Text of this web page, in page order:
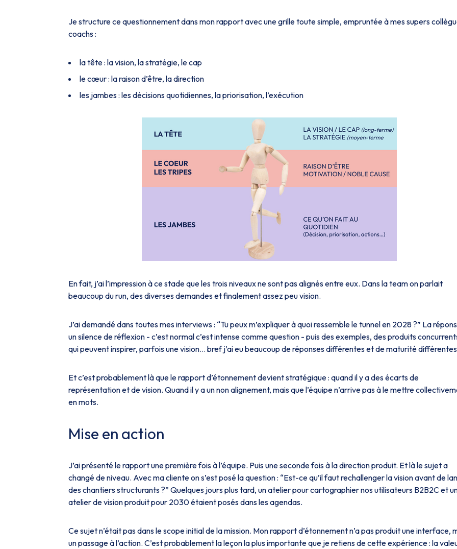
Je structure ce questionnement dans mon rapport avec une grille toute simple, empruntée à mes supers
coachs :
la tête : la vision, la stratégie, le cap
le cœur : la raison d’être, la direction
les jambes : les décisions quotidiennes, la priorisation, l’exécution
En fait, j’ai l’impression à ce stade que les trois niveaux ne sont pas alignés entre eux. Dans la team on parlait
beaucoup du run, des diverses demandes et finalement assez peu vision.
J’ai demandé dans toutes mes interviews : “Tu peux m’expliquer à quoi ressemble le tunnel en 2028 ?” La
un silence de réflexion - c’est normal c’est intense comme question - puis des exemples, des produits
qui peuvent inspirer, parfois une vision… bref j’ai eu beaucoup de réponses différentes et de maturité
Et c’est probablement là que le rapport d’étonnement devient stratégique : quand il y a des écarts de
représentation et de vision. Quand il y a un non alignement, mais que l’équipe n’arrive pas à le mettre
en mots.
Mise en action
J’ai présenté le rapport une première fois à l’équipe. Puis une seconde fois à la direction produit. Et là le sujet a
changé de niveau. Avec ma cliente on s’est posé la question : “Est-ce qu’il faut rechallenger la vision avant de
des chantiers structurants ?” Quelques jours plus tard, un atelier pour cartographier nos utilisateurs B2B2C et
atelier de vision produit pour 2030 étaient posés dans les agendas.
Ce sujet n’était pas dans le scope initial de la mission. Mon rapport d’étonnement n’a pas produit une interface,
un passage à l’action. C’est probablement la leçon la plus importante que je retiens de cette expérience : la